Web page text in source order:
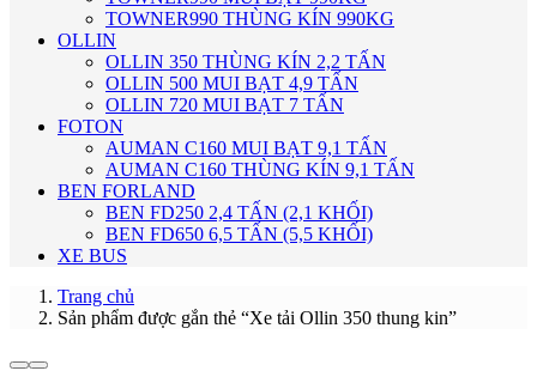
TOWNER990 THÙNG KÍN 990KG
OLLIN
OLLIN 350 THÙNG KÍN 2,2 TẤN
OLLIN 500 MUI BẠT 4,9 TẤN
OLLIN 720 MUI BẠT 7 TẤN
FOTON
AUMAN C160 MUI BẠT 9,1 TẤN
AUMAN C160 THÙNG KÍN 9,1 TẤN
BEN FORLAND
BEN FD250 2,4 TẤN (2,1 KHỐI)
BEN FD650 6,5 TẤN (5,5 KHỐI)
XE BUS
Trang chủ
Sản phẩm được gắn thẻ “Xe tải Ollin 350 thung kin”